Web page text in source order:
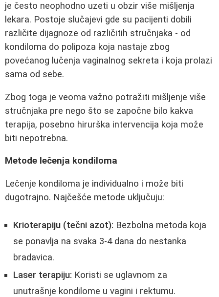
je često neophodno uzeti u obzir više mišljenja
lekara. Postoje slučajevi gde su pacijenti dobili
različite dijagnoze od različitih stručnjaka - od
kondiloma do polipoza koja nastaje zbog
povećanog lučenja vaginalnog sekreta i koja prolazi
sama od sebe.
Zbog toga je veoma važno potražiti mišljenje više
stručnjaka pre nego što se započne bilo kakva
terapija, posebno hirurška intervencija koja može
biti nepotrebna.
Metode lečenja kondiloma
Lečenje kondiloma je individualno i može biti
dugotrajno. Najčešće metode uključuju:
Krioterapiju (tečni azot): Bezbolna metoda koja
se ponavlja na svaka 3-4 dana do nestanka
bradavica.
Laser terapiju: Koristi se uglavnom za
unutrašnje kondilome u vagini i rektumu.